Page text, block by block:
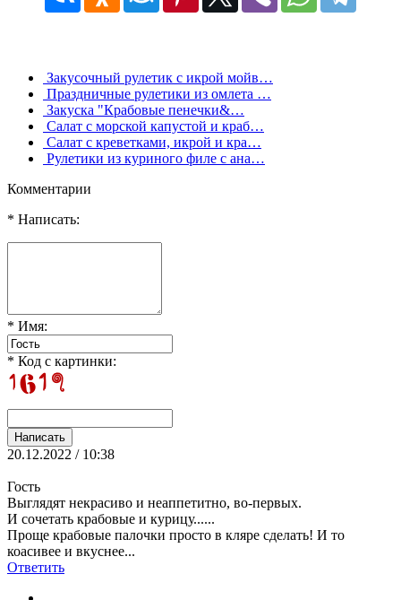
Закусочный рулетик с икрой мойв…
Праздничные рулетики из омлета …
Закуска "Крабовые пенечки&…
Салат с морской капустой и краб…
Салат с креветками, икрой и кра…
Рулетики из куриного филе с ана…
Комментарии
* Написать:
* Имя:
* Код с картинки:
20.12.2022 / 10:38
Гость
Выглядят некрасиво и неаппетитно, во-первых.
И сочетать крабовые и курицу......
Проще крабовые палочки просто в кляре сделать! И то
коасивее и вкуснее...
Ответить